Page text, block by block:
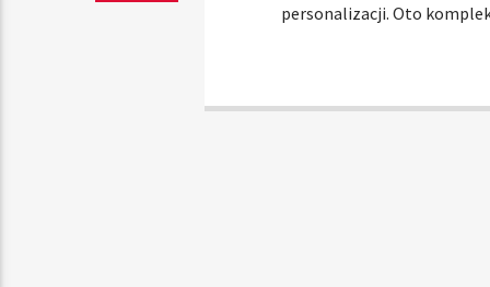
personalizacji. Oto